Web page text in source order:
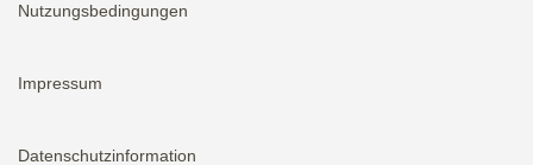
Nutzungsbedingungen
Impressum
Datenschutzinformation